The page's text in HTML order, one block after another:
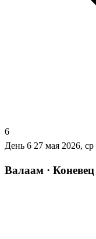
6
День 6 27 мая 2026, ср
Валаам · Коневец